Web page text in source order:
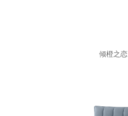
倾橙之恋